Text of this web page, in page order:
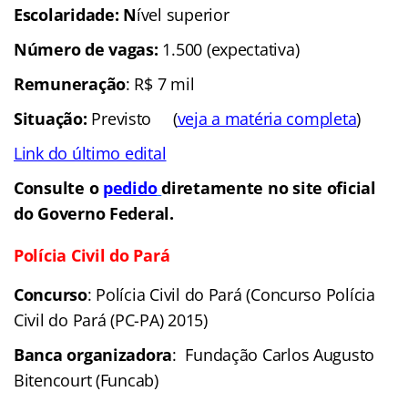
Escolaridade: Nível superior
Número de vagas: 1.500 (expectativa)
Remuneração: R$ 7 mil
Situação: Previsto (veja a matéria completa)
Link do último edital
Consulte o pedidodiretamente no site oficial
do Governo Federal.
Polícia Civil do Pará
Concurso: Polícia Civil do Pará (Concurso Polícia
Civil do Pará (PC-PA) 2015)
Banca organizadora: Fundação Carlos Augusto
Bitencourt (Funcab)